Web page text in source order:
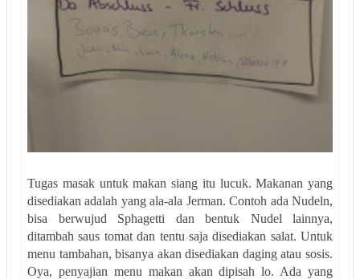
Tugas masak untuk makan siang itu lucuk. Makanan yang
disediakan adalah yang ala-ala Jerman. Contoh ada Nudeln,
bisa berwujud Sphagetti dan bentuk Nudel lainnya,
ditambah saus tomat dan tentu saja disediakan salat. Untuk
menu tambahan, bisanya akan disediakan daging atau sosis.
Oya, penyajian menu makan akan dipisah lo. Ada yang